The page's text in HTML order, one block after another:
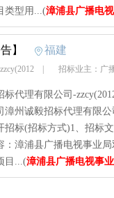
类型用...(漳浦县广播电
】 福建
招标业主：广
标代理有限公司-
漳州诚毅招标代理有限
招标(招标方式)1、招标
：漳浦县广播电视事业
目...(漳浦县广播电视事